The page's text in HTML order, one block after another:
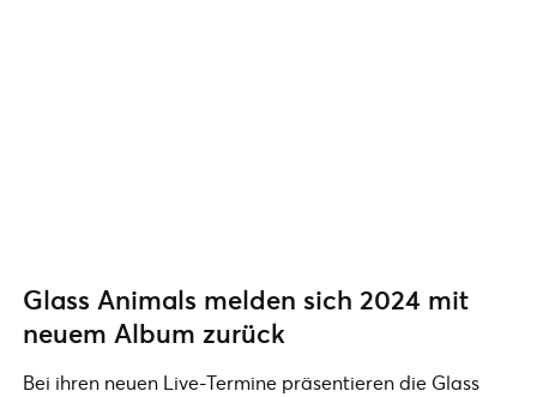
Glass Animals melden sich 2024 mit
neuem Album zurück
Bei ihren neuen Live-Termine präsentieren die Glass